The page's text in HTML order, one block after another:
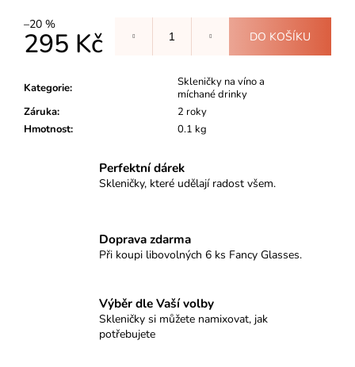
–20 %
295 Kč DO KOŠÍKU
Kategorie:
Skleničky na víno a
míchané drinky
Záruka:
2 roky
Hmotnost: 0.1 kg
Perfektní dárek
Skleničky, které udělají radost všem.
Doprava zdarma
Při koupi libovolných 6 ks Fancy Glasses.
Výběr dle Vaší volby
Skleničky si můžete namixovat, jak
potřebujete